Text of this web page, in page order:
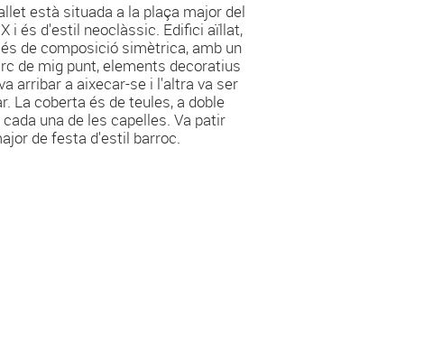
està situada a la plaça major del
i és d'estil neoclàssic. Edifici aïllat,
de composició simètrica, amb un
de mig punt, elements decoratius
arribar a aixecar-se i l'altra va ser
La coberta és de teules, a doble
una de les capelles. Va patir
de festa d'estil barroc.